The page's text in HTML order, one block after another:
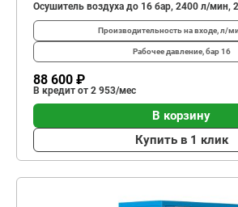
Осушитель воздуха до 16 бар, 2400 л/мин,
Производительность на входе, л/
Рабочее давление, бар16
88 600 ₽
В кредит от 2 953/мес
В корзину
Купить в 1 клик